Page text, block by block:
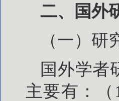
二、国外
（一）研
国外学者
主要有：